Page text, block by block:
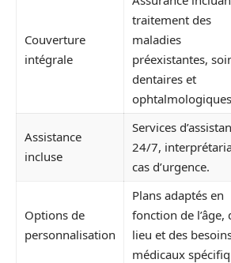
Couverture
intégrale
traitement des
maladies
préexistantes,
dentaires et
Assistance
incluse
Services
24/7,
cas d’urgence.
Options de
personnalisation
Plans adaptés en
fonction de l’âge,
lieu et des
médicaux